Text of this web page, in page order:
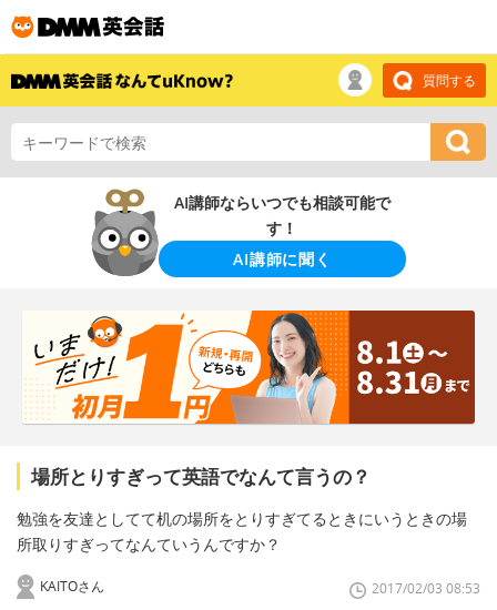
質問する
AI講師ならいつでも相談可能で
す！
AI講師に聞く
場所とりすぎって英語でなんて言うの？
勉強を友達としてて机の場所をとりすぎてるときにいうときの場
所取りすぎってなんていうんですか？
KAITOさん 2017/02/03 08:53